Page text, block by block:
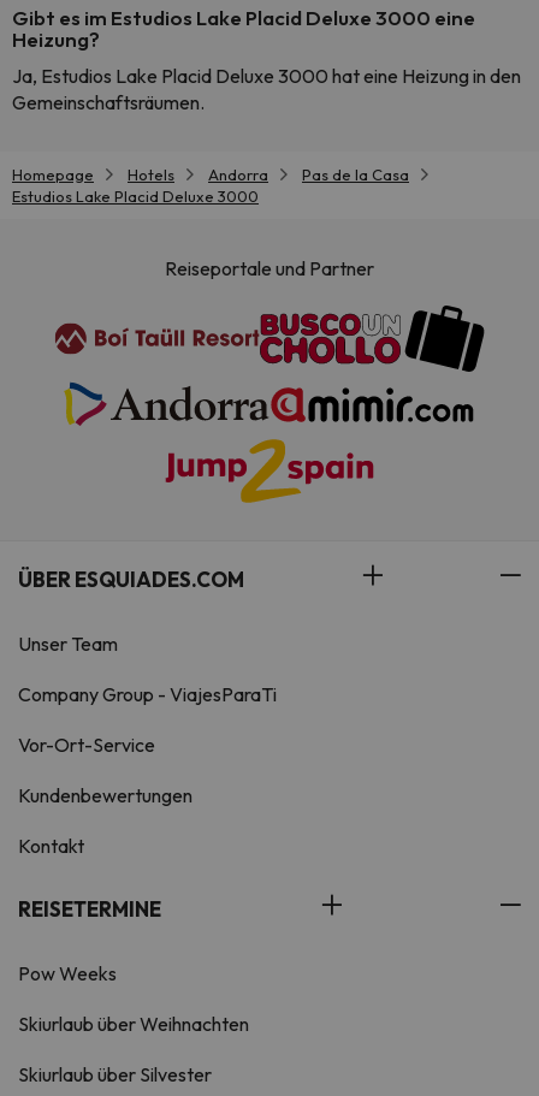
Gibt es im Estudios Lake Placid Deluxe 3000 eine
Heizung?
Ja, Estudios Lake Placid Deluxe 3000 hat eine Heizung in den
Gemeinschaftsräumen.
Homepage Hotels Andorra
Pas de la Casa
Estudios Lake Placid Deluxe 3000
Reiseportale und Partner
ÜBER ESQUIADES.COM
Unser Team
Company Group - ViajesParaTi
Vor-Ort-Service
Kundenbewertungen
Kontakt
REISETERMINE
Pow Weeks
Skiurlaub über Weihnachten
Skiurlaub über Silvester